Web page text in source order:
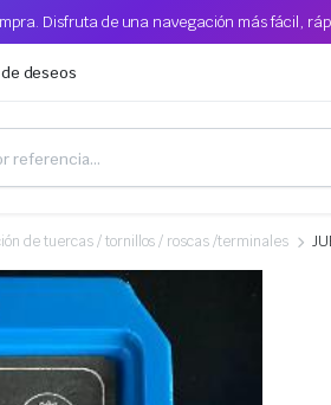
Disfruta de una navegación más fácil,
deseos
de tuercas / tornillos / roscas /terminales